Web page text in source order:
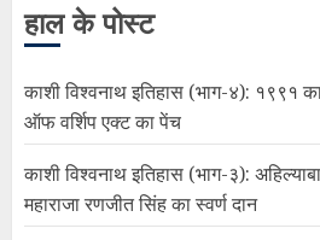
हाल के पोस्ट
काशी विश्वनाथ इतिहास (भाग-४): १९९१
ऑफ वर्शिप एक्ट का पेंच
काशी विश्वनाथ इतिहास (भाग-३):
महाराजा रणजीत सिंह का स्वर्ण दान